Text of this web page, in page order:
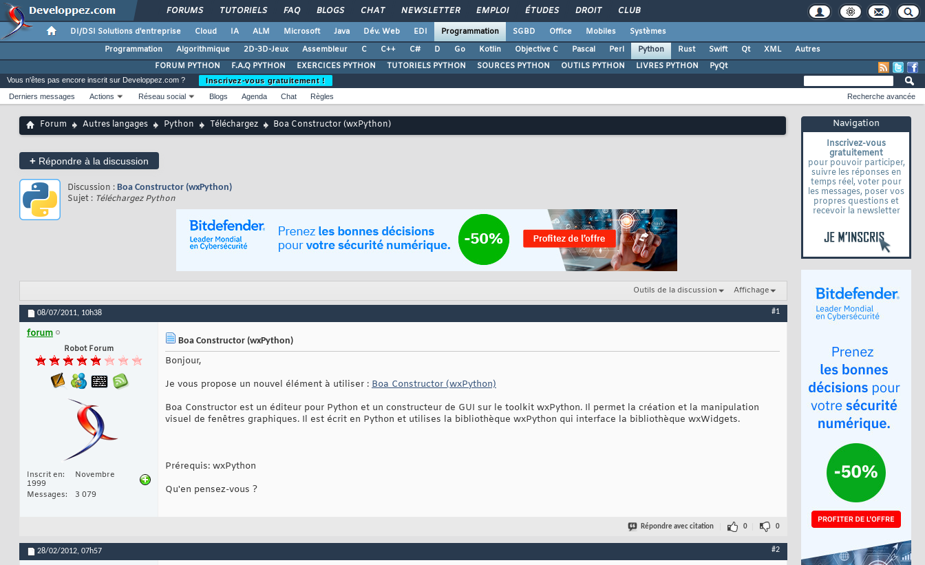
FORUMS TUTORIELS FAQ BLOGS CHAT NEWSLETTER EMPLOI ÉTUDES DROIT CLUB
DI/DSI Solutions d'entreprise Cloud IA ALM Microsoft Java Dév. Web EDI Programmation SGBD Office Mobiles
Systèmes
Programmation
Algorithmique 2D-3D-Jeux Assembleur C C++ C# D Go Kotlin Objective C Pascal Perl Python Rust Swift Qt XML
Autres
FORUM PYTHON
F.A.Q PYTHON EXERCICES PYTHON TUTORIELS PYTHON SOURCES PYTHON OUTILS PYTHON LIVRES PYTHON PyQt
Navigation
Inscrivez-vous
gratuitement
pour pouvoir participer,
suivre les réponses en
temps réel, voter pour
les messages, poser vos
propres questions et
recevoir la newsletter
Vous n'êtes pas encore inscrit sur Developpez.com ?
Inscrivez-vous gratuitement !
Derniers messages
Actions Réseau social Blogs Agenda Chat Règles Recherche avancée
Forum Autres langages Python Téléchargez Boa Constructor (wxPython)
+ Répondre à la discussion
Discussion : Boa Constructor (wxPython)
Sujet : Téléchargez Python
Outils de la discussion Affichage
08/07/2011, 10h38 #1
forum
Robot Forum
Inscrit en
Novembre
1999
Messages
3 079
Boa Constructor (wxPython)
Bonjour,
Je vous propose un nouvel élément à utiliser : Boa Constructor (wxPython)
Boa Constructor est un éditeur pour Python et un constructeur de GUI sur le toolkit wxPython. Il permet la création et la manipulation
visuel de fenêtres graphiques. Il est écrit en Python et utilises la bibliothèque wxPython qui interface la bibliothèque wxWidgets.
Prérequis: wxPython
Qu'en pensez-vous ?
Répondre avec citation 0 0
28/02/2012, 07h57 #2